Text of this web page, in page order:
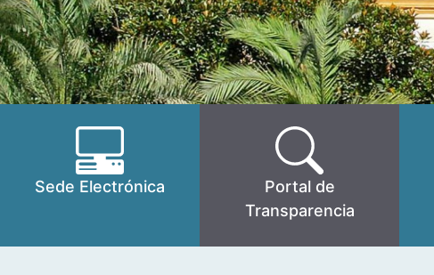
Sede Electrónica
Portal de
Transparencia